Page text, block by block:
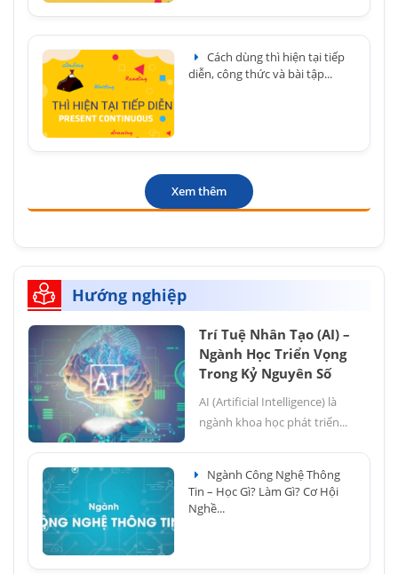
Cách dùng thì hiện tại tiếp
diễn, công thức và bài tập...
Xem thêm
Hướng nghiệp
Trí Tuệ Nhân Tạo (AI) –
Ngành Học Triển Vọng
Trong Kỷ Nguyên Số
AI (Artificial Intelligence) là
ngành khoa học phát triển...
Ngành Công Nghệ Thông
Tin – Học Gì? Làm Gì? Cơ Hội
Nghề...